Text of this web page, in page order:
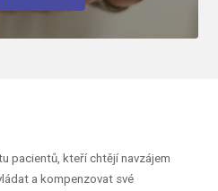
pacientů, kteří chtějí navzájem
a kompenzovat své